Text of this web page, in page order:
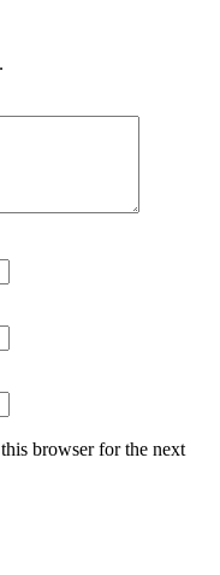
browser for the next